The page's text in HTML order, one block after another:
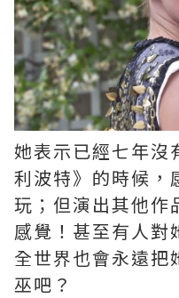
她表示已經七年沒
利波特》的時候，
玩；但演出其他作
感覺！甚至有人對
全世界也會永遠把
巫吧？ ​​​